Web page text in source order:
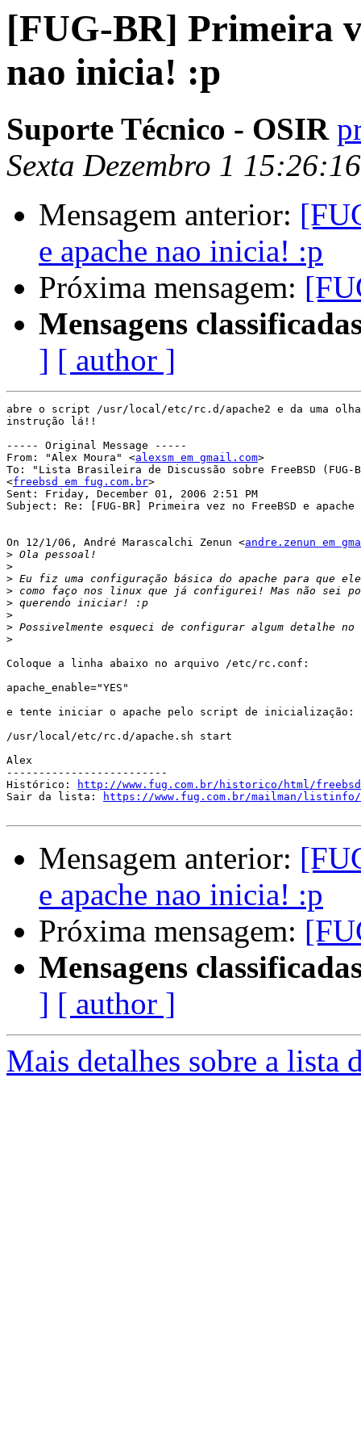
[FUG-BR] Primeira
nao inicia! :p
Suporte Técnico - OSIR
Sexta Dezembro 1
Mensagem anterior:
e apache nao inicia! :p
Próxima mensagem:
Mensagens
] [ author ]
abre o script /usr/local/etc/rc.d/apache2 e da uma
instrução lá!!
----- Original Message -----
From: "Alex Moura" <alexsm em gmail.com>
To: "Lista Brasileira de Discussão sobre FreeBSD (FUG-
<freebsd em fug.com.br>
Sent: Friday, December 01, 2006 2:51 PM
Subject: Re: [FUG-BR] Primeira vez no FreeBSD e
On 12/1/06, André Marascalchi Zenun <andre.zenun em
>
>
>
>
>
>
>
>
Coloque a linha abaixo no arquivo /etc/rc.conf:
apache_enable="YES"
e tente iniciar o apache pelo script de inicialização:
/usr/local/etc/rc.d/apache.sh start
Alex
-------------------------
Histórico:
http://www.fug.com.br/historico/html/
Sair da lista:
https://www.fug.com.br/mailman/listinfo/
Mensagem anterior:
e apache nao inicia! :p
Próxima mensagem:
Mensagens
] [ author ]
Mais detalhes sobre a lista